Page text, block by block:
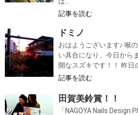
記事を読む
ドミノ
おはようございます♪ 喉
い具合になり、今日から
開なスズキです！！ 昨日
記事を読む
田賀美鈴賞！！
「NAGOYA Nails Design